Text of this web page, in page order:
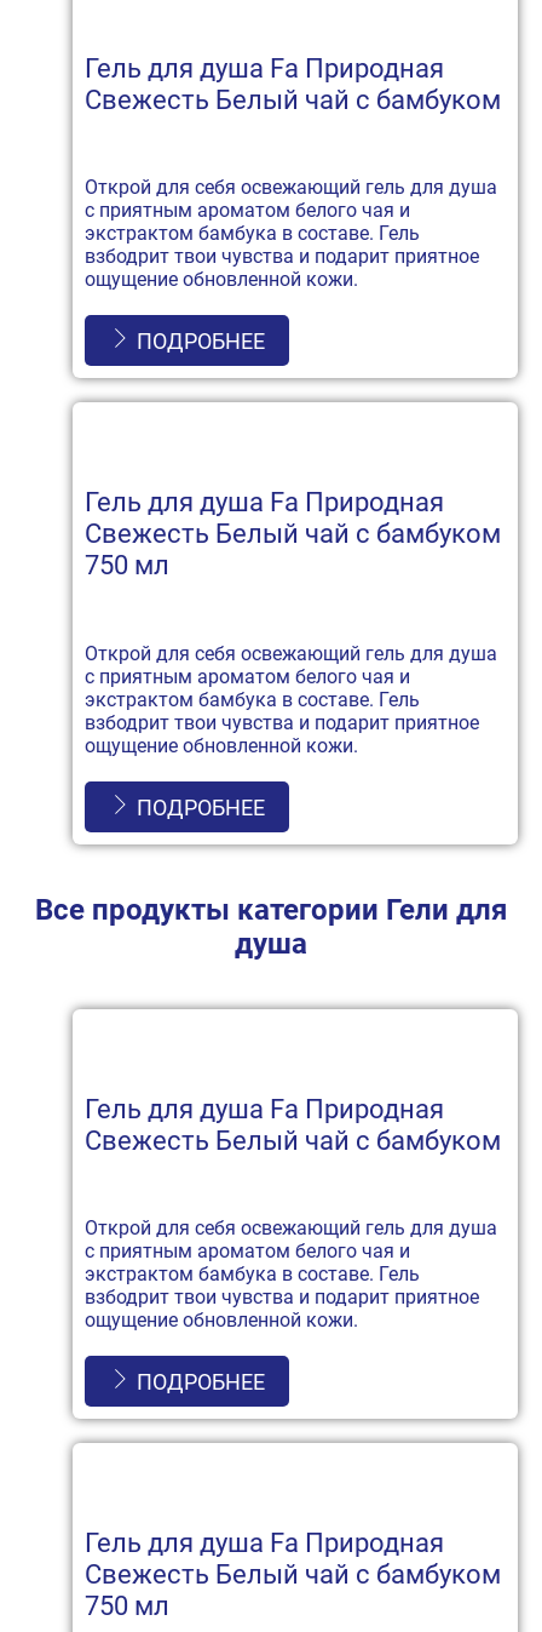
Гель для душа Fa Природная
Свежесть Белый чай с бамбуком
Открой для себя освежающий гель для душа
с приятным ароматом белого чая и
экстрактом бамбука в составе. Гель
взбодрит твои чувства и подарит приятное
ощущение обновленной кожи.
ПОДРОБНЕЕ
Гель для душа Fa Природная
Свежесть Белый чай с бамбуком
750 мл
Открой для себя освежающий гель для душа
с приятным ароматом белого чая и
экстрактом бамбука в составе. Гель
взбодрит твои чувства и подарит приятное
ощущение обновленной кожи.
ПОДРОБНЕЕ
Все продукты категории Гели для
душа
Гель для душа Fa Природная
Свежесть Белый чай с бамбуком
Открой для себя освежающий гель для душа
с приятным ароматом белого чая и
экстрактом бамбука в составе. Гель
взбодрит твои чувства и подарит приятное
ощущение обновленной кожи.
ПОДРОБНЕЕ
Гель для душа Fa Природная
Свежесть Белый чай с бамбуком
750 мл